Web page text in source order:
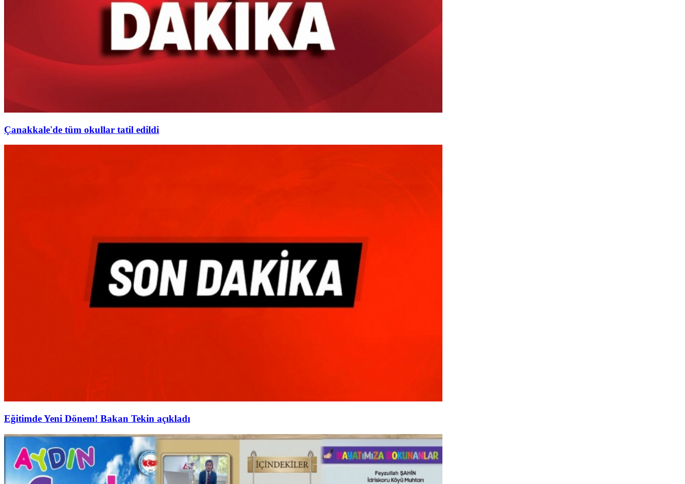
Çanakkale'de tüm okullar tatil edildi
Eğitimde Yeni Dönem! Bakan Tekin açıkladı